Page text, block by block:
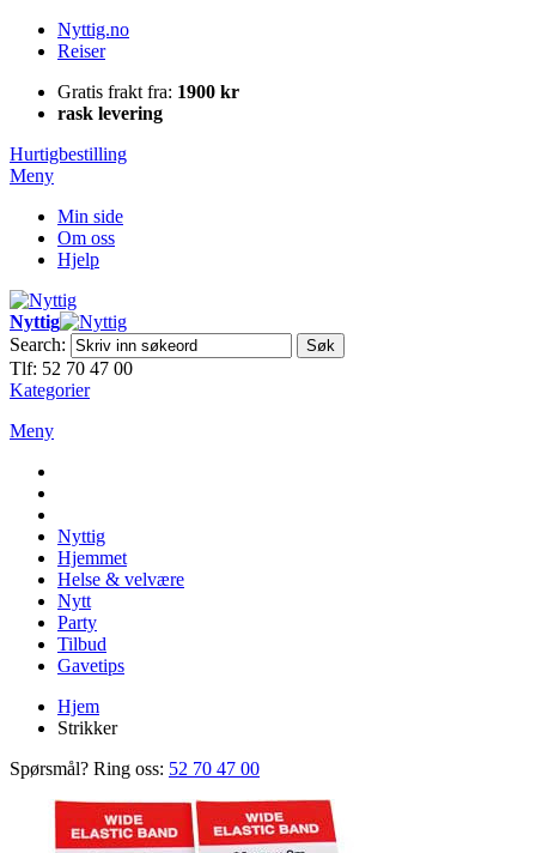
Nyttig.no
Reiser
Gratis frakt fra: 1900 kr
rask levering
Hurtigbestilling
Meny
Min side
Om oss
Hjelp
Nyttig
Search:
Søk
Tlf: 52 70 47 00
Kategorier
Meny
Nyttig
Hjemmet
Helse & velvære
Nytt
Party
Tilbud
Gavetips
Hjem
Strikker
Spørsmål? Ring oss: 52 70 47 00